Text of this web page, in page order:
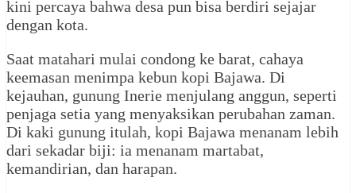
kini percaya bahwa desa pun bisa berdiri sejajar
dengan kota.
Saat matahari mulai condong ke barat, cahaya
keemasan menimpa kebun kopi Bajawa. Di
kejauhan, gunung Inerie menjulang anggun, seperti
penjaga setia yang menyaksikan perubahan zaman.
Di kaki gunung itulah, kopi Bajawa menanam lebih
dari sekadar biji: ia menanam martabat,
kemandirian, dan harapan.